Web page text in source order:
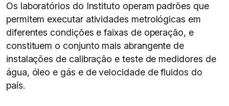
Os laboratórios do Instituto operam padrões que
permitem executar atividades metrológicas em
diferentes condições e faixas de operação, e
constituem o conjunto mais abrangente de
instalações de calibração e teste de medidores de
água, óleo e gás e de velocidade de fluidos do
país.